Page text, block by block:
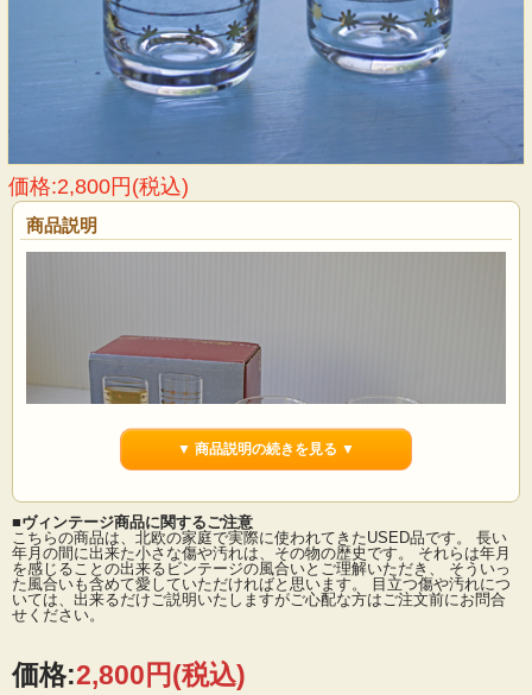
価格:2,800円(税込)
商品説明
デンマークの王室御用達ブランド、Holmegaardのショットグラス2個セットで
す。こちらはクリスタル製できらきら星が全体にデザインされており、とても華
やかな印象です。小さめですので、冷酒などにもお使い頂けそうです。
■製造国：デンマーク
■メーカー：Holmegaard
▼ 商品説明の続きを見る ▼
■ヴィンテージ商品に関するご注意
こちらの商品は、北欧の家庭で実際に使われてきたUSED品です。 長い
年月の間に出来た小さな傷や汚れは、その物の歴史です。 それらは年月
を感じることの出来るビンテージの風合いとご理解いただき、 そういっ
た風合いも含めて愛していただければと思います。 目立つ傷や汚れにつ
いては、出来るだけご説明いたしますがご心配な方はご注文前にお問合
せください。
価格:2,800円(税込)